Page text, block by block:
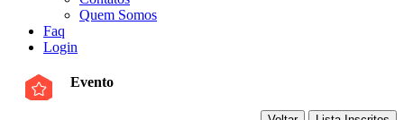
Quem Somos
Faq
Login
Evento